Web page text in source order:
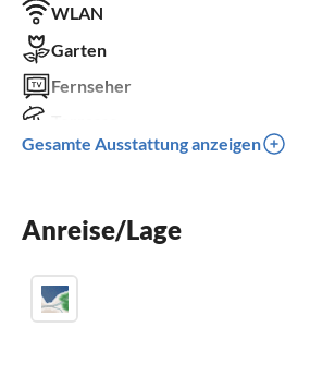
WLAN
Garten
Fernseher
Kamin
Parkplatz
Gesamte Ausstattung anzeigen
Anreise/Lage